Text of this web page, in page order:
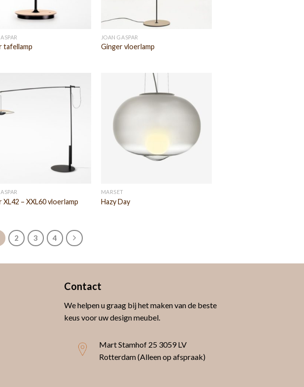
tafellamp
JOAN GASPAR
Ginger vloerlamp
XL42 – XXL60 vloerlamp
MARSET
Hazy Day
2 3 4
Contact
We helpen u graag bij het maken van de beste
keus voor uw design meubel.
Mart Stamhof 25 3059 LV
Rotterdam (Alleen op afspraak)